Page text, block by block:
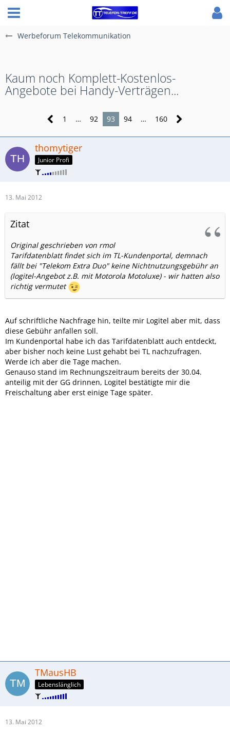
Werbeforum Telekommunikation
Kaum noch Komplett-Kostenlos-
Angebote bei Handy-Verträgen...
1 … 92 93 94 … 160
thomytiger
Junior Profi
13. Mai 2012
Zitat
Original geschrieben von rmol
Tarifdatenblatt findet sich im TL-Kundenportal, demnach
fällt bei "Telekom Extra Duo" keine Nichtnutzungsgebühr an
(logitel-Angebot z.B. mit Motorola Motoluxe) - wir hatten also
richtig vermutet
Auf schriftliche Nachfrage hin, teilte mir Logitel aber mit, dass
diese Gebühr anfallen soll.
Im Kundenportal habe ich das Tarifdatenblatt auch entdeckt,
aber bisher noch keine Lust gehabt bei TL nachzufragen.
Werde ich aber die Tage machen.
Genauso stand im Rechnungszeitraum bereits der 30.04.
anteilig mit der GG drinnen, Logitel bestätigte mir die
Freischaltung aber erst einige Tage später.
TMausHB
Lebenslänglich
13. Mai 2012